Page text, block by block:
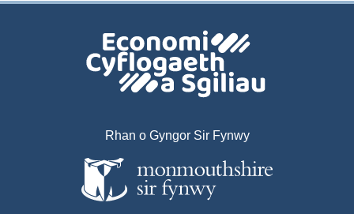
Rhan o Gyngor Sir Fynwy